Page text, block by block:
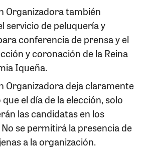
Organizadora también
servicio de peluquería y
conferencia de prensa y el
y coronación de la Reina
Iqueña.
Organizadora deja claramente
el día de la elección, solo
las candidatas en los
se permitirá la presencia de
a la organización.